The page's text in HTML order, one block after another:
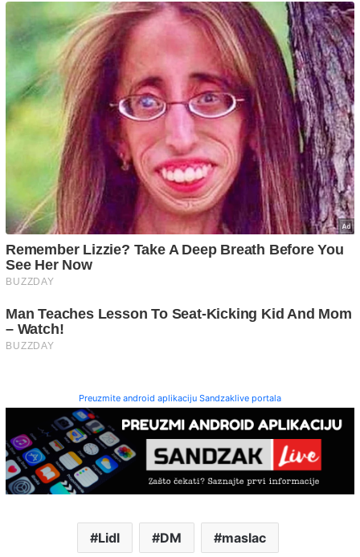
Preuzmite android aplikaciju Sandzaklive portala
Lidl DM maslac